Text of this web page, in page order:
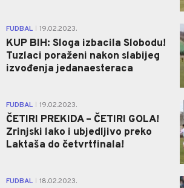
FUDBAL 19.02.2023.
KUP BIH: Sloga izbacila Slobodu!
Tuzlaci poraženi nakon slabijeg
izvođenja jedanaesteraca
FUDBAL 19.02.2023.
ČETIRI PREKIDA – ČETIRI GOLA!
Zrinjski lako i ubjedljivo preko
Laktaša do četvrtfinala!
FUDBAL 18.02.2023.